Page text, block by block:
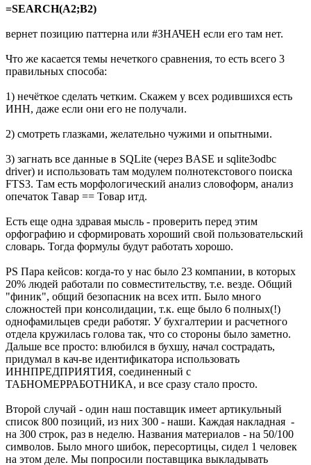
=SEARCH(A2;B2)
вернет позицию паттерна или #ЗНАЧЕН если его там нет.
Что же касается темы нечеткого сравнения, то есть всего 3
правильных способа:
1) нечёткое сделать четким. Скажем у всех родившихся есть
ИНН, даже если они его не получали.
2) смотреть глазками, желательно чужими и опытными.
3) загнать все данные в SQLite (через BASE и sqlite3odbc
driver) и использовать там модулем полнотекстового поиска
FTS3. Там есть морфологический анализ словоформ, анализ
опечаток Тавар == Товар итд.
Есть еще одна здравая мысль - проверить перед этим
орфографию и сформировать хороший свой пользовательский
словарь. Тогда формулы будут работать хорошо.
PS Пара кейсов: когда-то у нас было 23 компании, в которых
20% людей работали по совместительству, т.е. везде. Общий
"финик", общий безопасник на всех итп. Было много
сложностей при консолидации, т.к. еще было 6 полных(!)
однофамильцев среди работяг. У бухгалтерии и расчетного
отдела кружилась голова так, что со стороны было заметно.
Дальше все просто: влюбился в бухшу, начал сострадать,
придумал в кач-ве идентификатора использовать
ИННПРЕДПРИЯТИЯ, соединенный с
ТАБНОМЕРРАБОТНИКА, и все сразу стало просто.
Второй случай - один наш поставщик имеет артикульный
список 800 позиций, из них 300 - наши. Каждая накладная -
на 300 строк, раз в неделю. Названия материалов - на 50/100
символов. Было много шибок, пересортицы, сидел 1 человек
на этом деле. Мы попросили поставщика выкладывать